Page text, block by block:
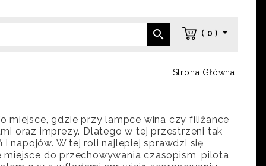
( 0 ) 

Strona Główna
miejsce, gdzie przy lampce wina czy filiżance
oraz imprezy. Dlatego w tej przestrzeni tak
napojów. W tej roli najlepiej sprawdzi się
do przechowywania czasopism, pilota